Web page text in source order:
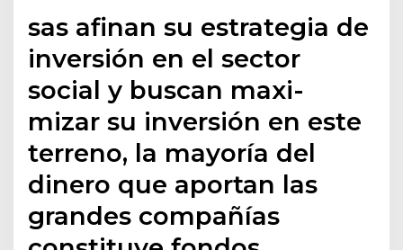
sas afinan su estrategia de
inversión en el sector
social y buscan maxi-
mizar su inversión en este
terreno, la mayoría del
dinero que aportan las
grandes compañías